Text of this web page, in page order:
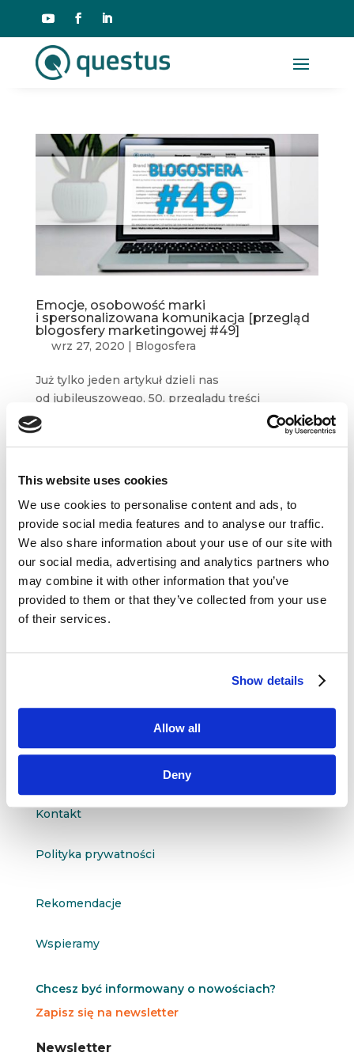
This website uses cookies
We use cookies to personalise content and ads, to
provide social media features and to analyse our traffic.
We also share information about your use of our site with
our social media, advertising and analytics partners who
may combine it with other information that you’ve
provided to them or that they’ve collected from your use
of their services.
Show details
Allow all
Deny
Emocje, osobowość marki
i spersonalizowana komunikacja [przegląd
blogosfery marketingowej #49]
wrz 27, 2020 | Blogosfera
Już tylko jeden artykuł dzieli nas
od jubileuszowego, 50. przeglądu treści
z marketingowych blogów i serwisów.
Nie oznacza to jednak, że 49. odsłona serii będzie
Dane kontaktowe
questus
Kontakt
Polityka prywatności
Rekomendacje
Wspieramy
Chcesz być informowany o nowościach?
Zapisz się na newsletter
N
N
Newsletter